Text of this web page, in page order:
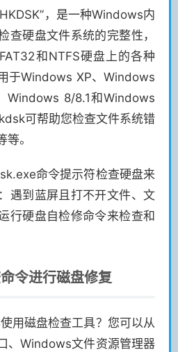
，是一种Windows内
查硬盘文件系统的完整性，
和NTFS硬盘上的各种
于Windows XP、Windows
Windows 8/8.1和Windows
可帮助您检查文件系统错
。
命令提示符检查硬盘来
遇到蓝屏且打不开文件、文
行硬盘自检修命令来检查和
令进行磁盘修复
用磁盘检查工具？您可以从
、Windows文件资源管理器